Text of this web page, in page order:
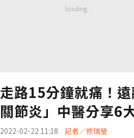
走路15分鐘就痛！
關節炎」中醫分享6
2022-02-22 11:18 記者／修瑞瑩